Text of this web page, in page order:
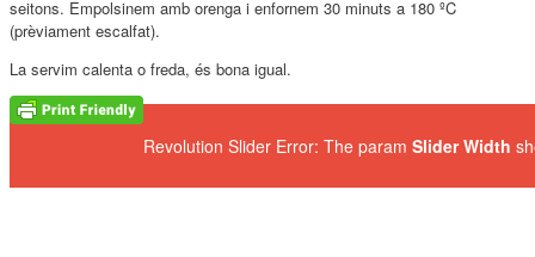
seitons. Empolsinem amb orenga i enfornem 30 minuts a 180 ºC
(prèviament escalfat).
La servim calenta o freda, és bona igual.
Revolution Slider Error: The param Slider Width